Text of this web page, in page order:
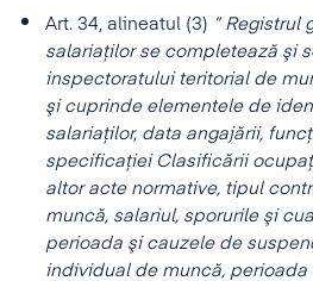
Art. 34, alineatul (3) ” Registrul
salariaţilor se completează şi
inspectoratului teritorial de
şi cuprinde elementele de
salariaţilor, data angajării,
specificaţiei Clasificării
altor acte normative, tipul
muncă, salariul, sporurile şi
perioada şi cauzele de
individual de muncă, perioada